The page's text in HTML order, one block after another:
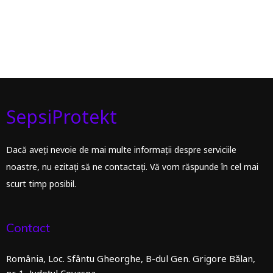
SepsiProtekt
Dacă aveți nevoie de mai multe informații despre serviciile
noastre, nu ezitați să ne contactați. Vă vom răspunde în cel mai
scurt timp posibil.
Contact
România, Loc. Sfântu Gheorghe, B-dul Gen. Grigore Bălan,